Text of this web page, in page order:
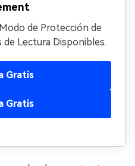
de Protección de
de Lectura Disponibles.
Gratis
Gratis